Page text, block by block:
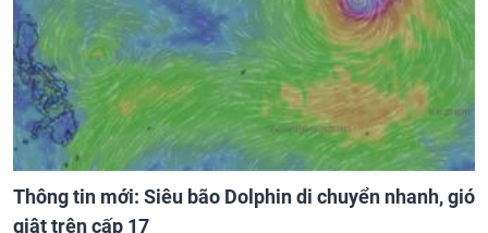
Thông tin mới: Siêu bão Dolphin di chuyển nhanh, gió
giật trên cấp 17